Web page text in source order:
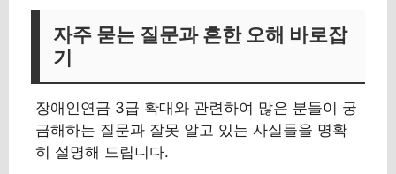
자주 묻는 질문과 흔한 오해 바로잡
기
장애인연금 3급 확대와 관련하여 많은 분들이 궁
금해하는 질문과 잘못 알고 있는 사실들을 명확
히 설명해 드립니다.